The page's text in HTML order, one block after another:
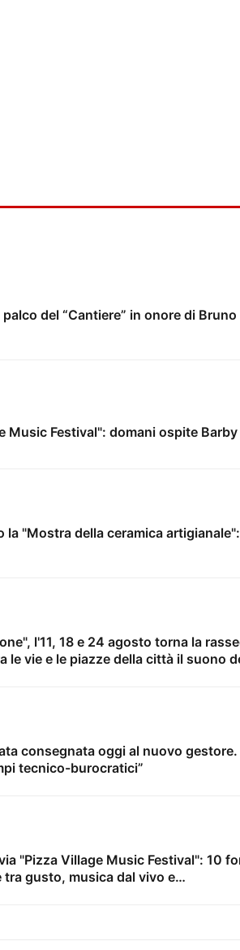
del “Cantiere” in onore di Bruno
Music Festival": domani ospite Barby
la "Mostra della ceramica artigianale":
l'11, 18 e 24 agosto torna la
le vie e le piazze della città il suono
consegnata oggi al nuovo gestore.
tecnico-burocratici”
"Pizza Village Music Festival": 10
gusto, musica dal vivo e